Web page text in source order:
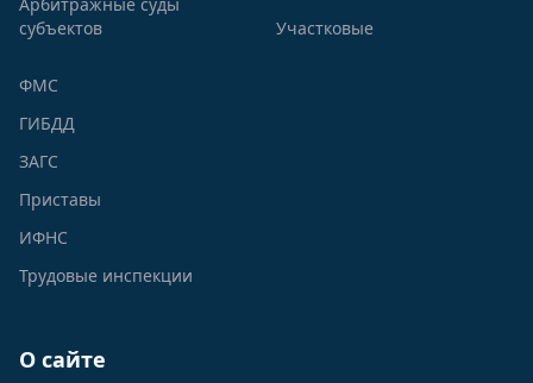
субъектов
Участковые
ФМС
ГИБДД
ЗАГС
Приставы
ИФНС
Трудовые инспекции
О сайте